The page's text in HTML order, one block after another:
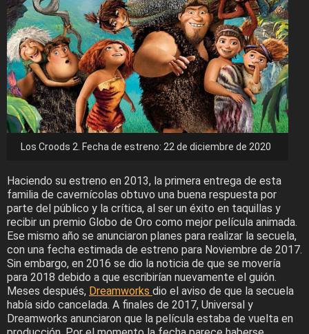
Los Croods 2. Fecha de estreno: 22 de diciembre de 2020
Haciendo su estreno en 2013, la primera entrega de esta
familia de cavernícolas obtuvo una buena respuesta por
parte del público y la crítica, al ser un éxito en taquillas y
recibir un premio Globo de Oro como mejor película animada.
Ese mismo año se anunciaron planes para realizar la secuela,
con una fecha estimada de estreno para Noviembre de 2017.
Sin embargo, en 2016 se dio la noticia de que se movería
para 2018 debido a que escribirían nuevamente el guión.
Meses después, Dreamworks dio el aviso de que la secuela
había sido cancelada. A finales de 2017, Universal y
Dreamworks anunciaron que la película estaba de vuelta en